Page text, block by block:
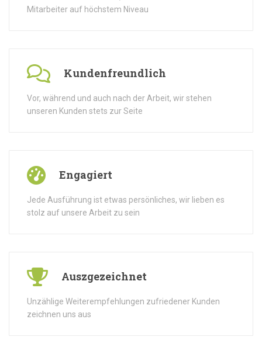
Mitarbeiter auf höchstem Niveau
Kundenfreundlich
Vor, während und auch nach der Arbeit, wir stehen
unseren Kunden stets zur Seite
Engagiert
Jede Ausführung ist etwas persönliches, wir lieben es
stolz auf unsere Arbeit zu sein
Auszgezeichnet
Unzählige Weiterempfehlungen zufriedener Kunden
zeichnen uns aus